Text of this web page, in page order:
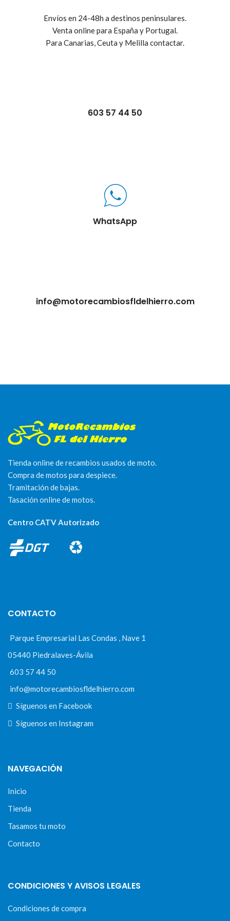
Envíos en 24-48h a destinos peninsulares.
Venta online para España y Portugal.
Para Canarias, Ceuta y Melilla contactar.
603 57 44 50
WhatsApp
info@motorecambiosfldelhierro.com
Tienda online de recambios usados de moto.
Compra de motos para despiece.
Tramitación de bajas.
Tasación online de motos.
Centro CATV Autorizado
CONTACTO
Parque Empresarial Las Condas , Nave 1
05440 Piedralaves-Ávila
603 57 44 50
info@motorecambiosfldelhierro.com
Síguenos en Facebook
Síguenos en Instagram
NAVEGACIÓN
Inicio
Tienda
Tasamos tu moto
Contacto
CONDICIONES Y AVISOS LEGALES
Condiciones de compra